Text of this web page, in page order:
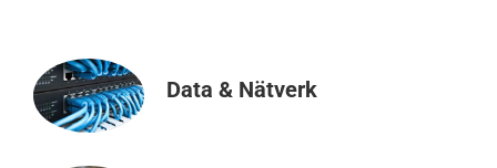
Data & Nätverk